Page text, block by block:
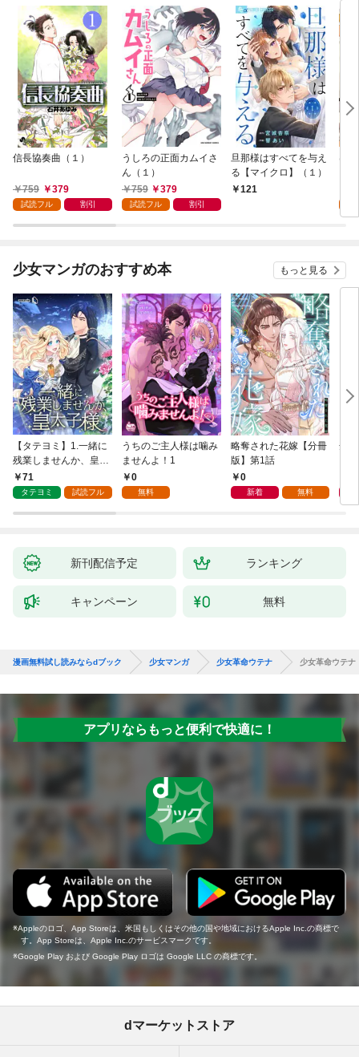
信長協奏曲（１）
759 379
試読フル 割引
うしろの正面カムイさ
ん（１）
759
379
試読フル 割引
旦那様はすべてを与え
る【マイクロ】（１）
121
は
少女マンガのおすすめ本 もっと見る
【タテヨミ】1.一緒に
残業しませんか、皇太
子様
71
タテヨミ 試読フル
うちのご主人様は噛み
ませんよ！1
0
無料
略奪された花嫁【分冊
版】第1話
0
新着 無料
余
新刊配信予定 ランキング
キャンペーン 無料
漫画無料試し読みならdブック 少女マンガ 少女革命ウテナ 少女革命ウテナ
アプリならもっと便利で快適に！
Appleのロゴ、App Storeは、米国もしくはその他の国や地域におけるApple Inc.の商標で
す。App Storeは、Apple Inc.のサービスマークです。
Google Play および Google Play ロゴは Google LLC の商標です。
dマーケットストア